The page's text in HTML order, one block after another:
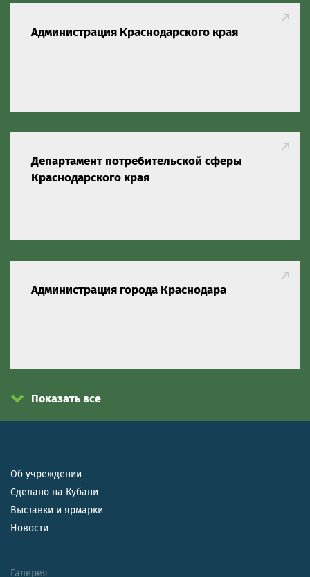
Администрация Краснодарского края
Департамент потребительской сферы
Краснодарского края
Администрация города Краснодара
Показать все
Об учреждении
Сделано на Кубани
Выставки и ярмарки
Новости
Галерея